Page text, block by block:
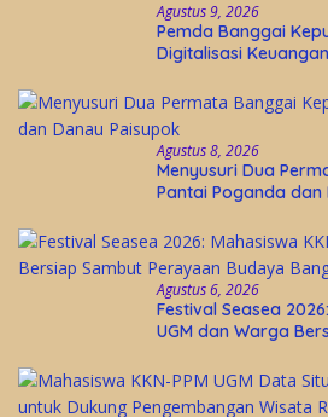
Agustus 9, 2026
Pemda Banggai
Digitalisasi
Agustus 8, 2026
Menyusuri Dua
Pantai Poganda dan
Agustus 6, 2026
Festival Seasea
UGM dan Warga